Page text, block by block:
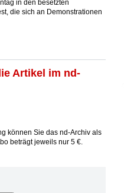
in den besetzten
die sich an Demonstrationen
Artikel im nd-
können Sie das nd-Archiv als
beträgt jeweils nur 5 €.